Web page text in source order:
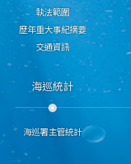
執法範圍
歷年重大事紀摘要
交通資訊
海巡統計
海巡署主管統計